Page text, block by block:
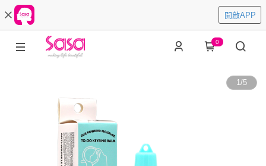
開啟APP
0
1/5